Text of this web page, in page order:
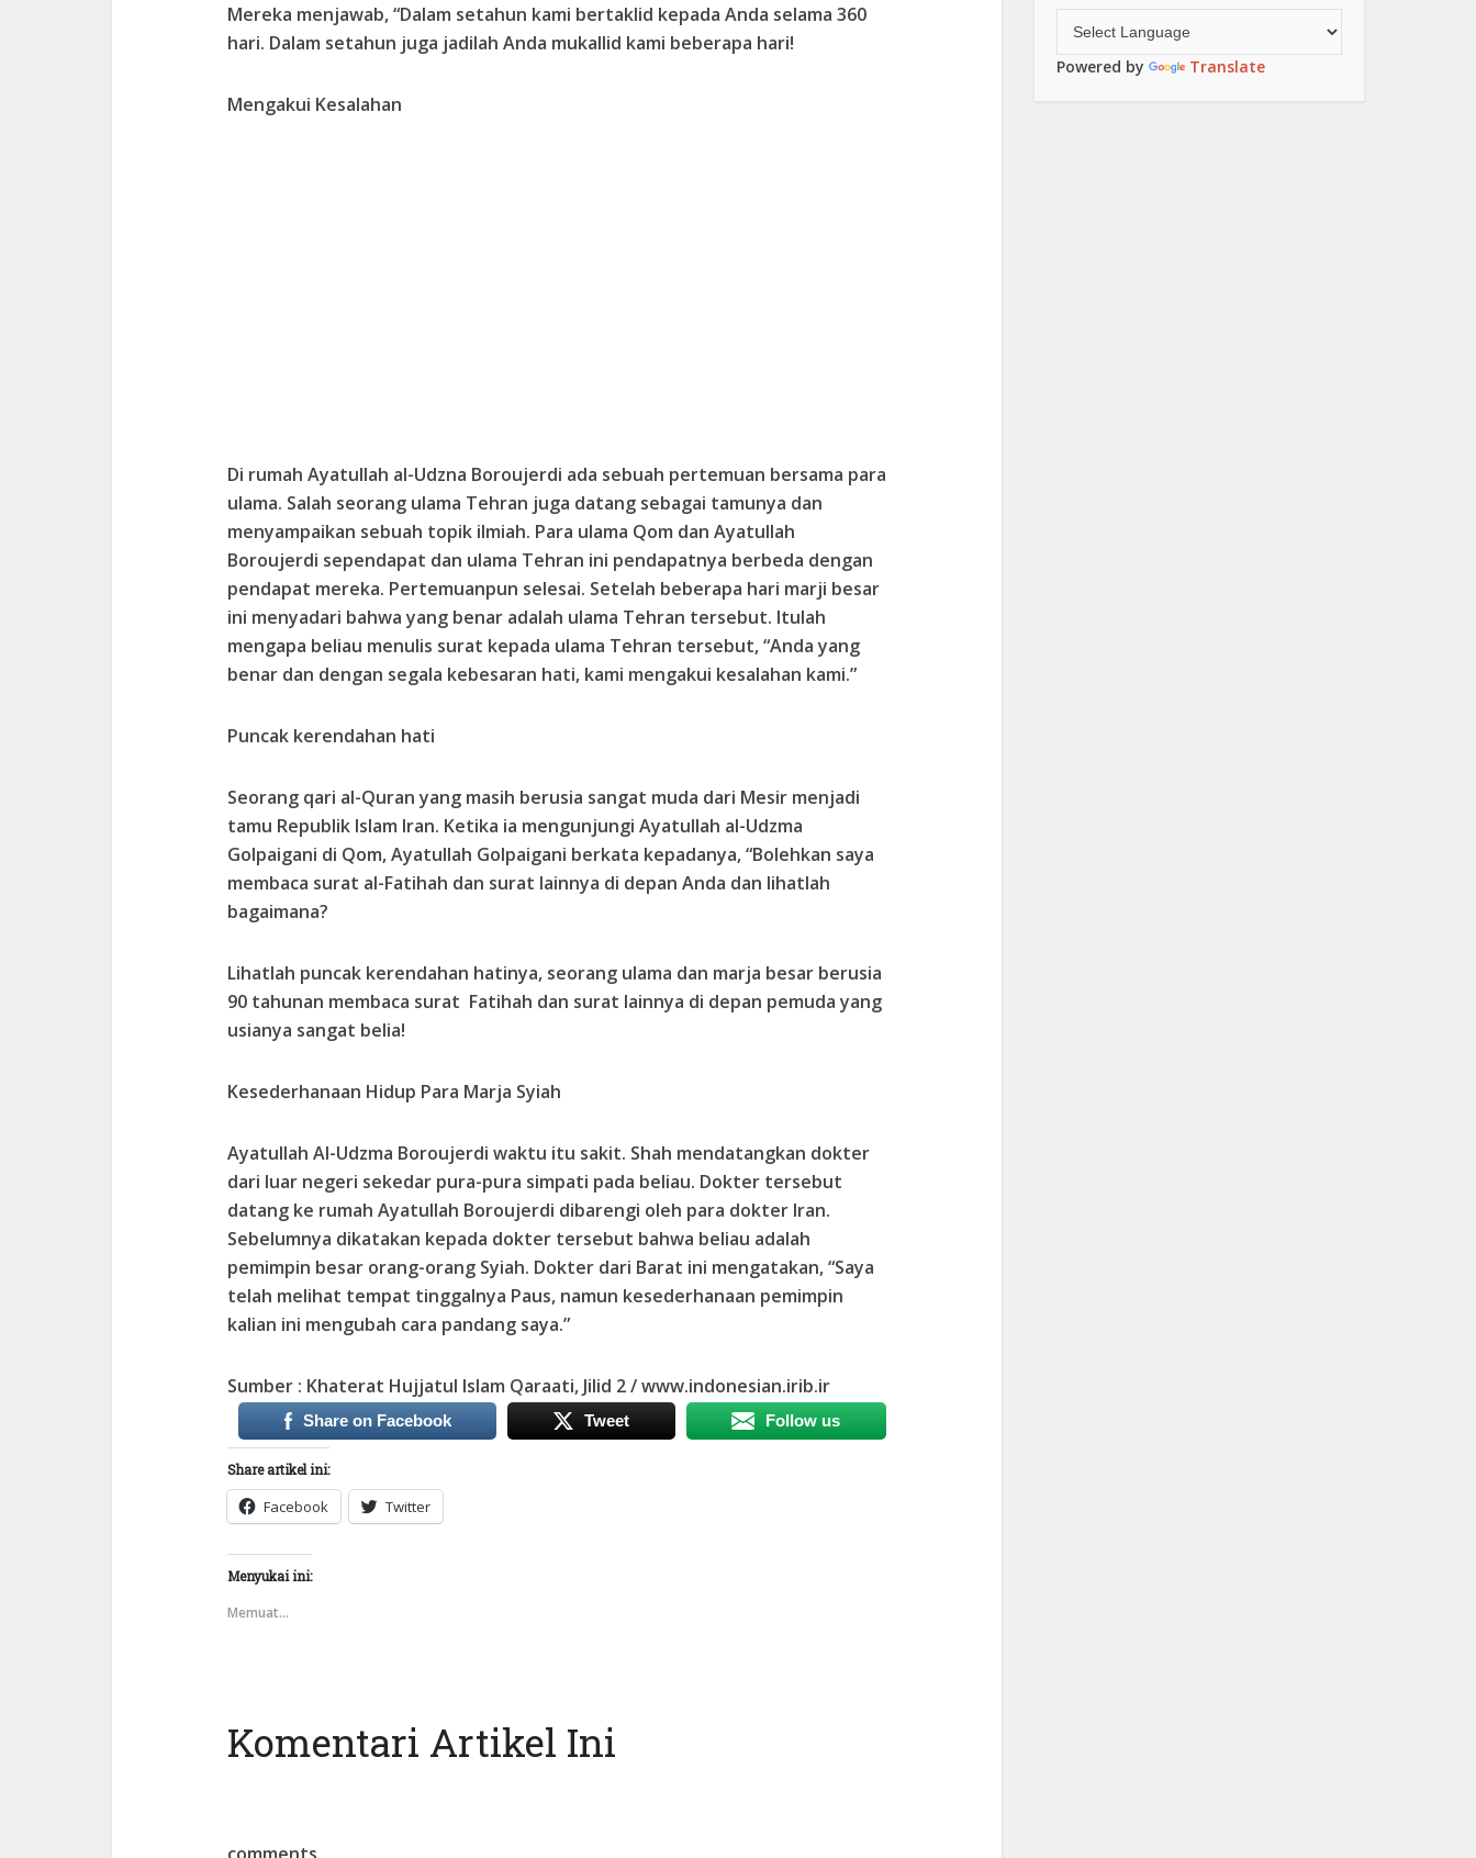
Mereka menjawab, “Dalam setahun kami bertaklid kepada Anda selama 360
hari. Dalam setahun juga jadilah Anda mukallid kami beberapa hari!
Mengakui Kesalahan
Di rumah Ayatullah al-Udzna Boroujerdi ada sebuah pertemuan bersama para
ulama. Salah seorang ulama Tehran juga datang sebagai tamunya dan
menyampaikan sebuah topik ilmiah. Para ulama Qom dan Ayatullah
Boroujerdi sependapat dan ulama Tehran ini pendapatnya berbeda dengan
pendapat mereka. Pertemuanpun selesai. Setelah beberapa hari marji besar
ini menyadari bahwa yang benar adalah ulama Tehran tersebut. Itulah
mengapa beliau menulis surat kepada ulama Tehran tersebut, “Anda yang
benar dan dengan segala kebesaran hati, kami mengakui kesalahan kami.”
Puncak kerendahan hati
Seorang qari al-Quran yang masih berusia sangat muda dari Mesir menjadi
tamu Republik Islam Iran. Ketika ia mengunjungi Ayatullah al-Udzma
Golpaigani di Qom, Ayatullah Golpaigani berkata kepadanya, “Bolehkan saya
membaca surat al-Fatihah dan surat lainnya di depan Anda dan lihatlah
bagaimana?
Lihatlah puncak kerendahan hatinya, seorang ulama dan marja besar berusia
90 tahunan membaca surat Fatihah dan surat lainnya di depan pemuda yang
usianya sangat belia!
Kesederhanaan Hidup Para Marja Syiah
Ayatullah Al-Udzma Boroujerdi waktu itu sakit. Shah mendatangkan dokter
dari luar negeri sekedar pura-pura simpati pada beliau. Dokter tersebut
datang ke rumah Ayatullah Boroujerdi dibarengi oleh para dokter Iran.
Sebelumnya dikatakan kepada dokter tersebut bahwa beliau adalah
pemimpin besar orang-orang Syiah. Dokter dari Barat ini mengatakan, “Saya
telah melihat tempat tinggalnya Paus, namun kesederhanaan pemimpin
kalian ini mengubah cara pandang saya.”
Sumber : Khaterat Hujjatul Islam Qaraati, Jilid 2 / www.indonesian.irib.ir
Share on Facebook Tweet Follow us
Share artikel ini:
Facebook Twitter
Menyukai ini:
Memuat...
Komentari Artikel Ini
Powered by Translate